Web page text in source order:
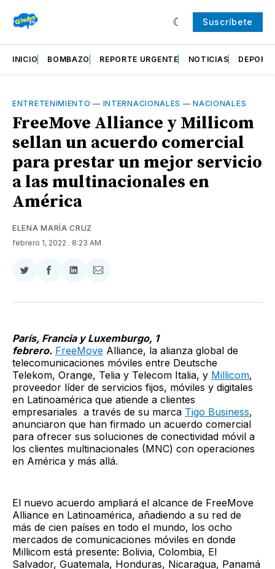
Suscríbete
INICIO BOMBAZO REPORTE URGENTE NOTICIAS
ENTRETENIMIENTO — INTERNACIONALES —NACIONALES
FreeMove Alliance y Millicom
sellan un acuerdo comercial
para prestar un mejor servicio
a las multinacionales en
América
ELENA MARÍA CRUZ
febrero 1, 2022 . 8:23 AM
Compartir
Twitter
Compartir
Facebook
Compartir
LinkedIn
Compartir
Email
París, Francia y Luxemburgo, 1
febrero. FreeMove Alliance, la alianza global de
telecomunicaciones móviles entre Deutsche
Telekom, Orange, Telia y Telecom Italia, y Millicom,
proveedor líder de servicios fijos, móviles y digitales
en Latinoamérica que atiende a clientes
empresariales a través de su marca Tigo Business,
anunciaron que han firmado un acuerdo comercial
para ofrecer sus soluciones de conectividad móvil a
los clientes multinacionales (MNC) con operaciones
en América y más allá.
El nuevo acuerdo ampliará el alcance de FreeMove
Alliance en Latinoamérica, añadiendo a su red de
más de cien países en todo el mundo, los ocho
mercados de comunicaciones móviles en donde
Millicom está presente: Bolivia, Colombia, El
Salvador, Guatemala, Honduras, Nicaragua, Panamá